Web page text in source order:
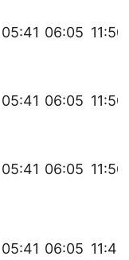
05:41 06:05 11:50
05:41 06:05 11:50
05:41 06:05 11:50
05:41 06:05 11:49